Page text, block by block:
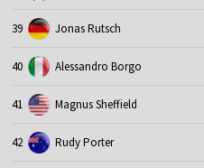
39 Jonas Rutsch
40 Alessandro Borgo
41 Magnus Sheffield
42 Rudy Porter